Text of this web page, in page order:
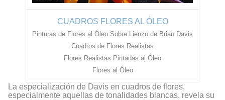
CUADROS FLORES AL ÓLEO
Pinturas de Flores al Óleo Sobre Lienzo de Brian Davis
Cuadros de Flores Realistas
Flores Realistas Pintadas al Óleo
Flores al Óleo
La especialización de Davis en cuadros de flores,
especialmente aquellas de tonalidades blancas, revela su